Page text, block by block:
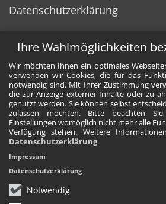
Ihre Wahlmöglichkeiten
Wir möchten Ihnen ein optimales
verwenden wir Cookies, die für das
notwendig sind. Mit Ihrer Zustimmung
die zur Anzeige externer Inhalte oder zu
genutzt werden. Sie können selbst
zulassen möchten. Bitte beachten
Einstellungen womöglich nicht mehr alle
Verfügung stehen. Weitere
Datenschutzerklärung.
Notwendig
Impressum
Datenschutzerklärung
Datenschutzerklärung